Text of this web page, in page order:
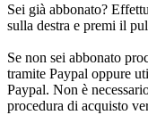
Sei già abbonato?
sulla destra e premi il
Se non sei abbonato
tramite Paypal oppure
Paypal. Non è
procedura di acquisto